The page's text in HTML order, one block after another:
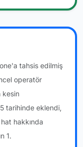
tahsis edilmiş
operatör
kesin
tarihinde eklendi,
hakkında
1.